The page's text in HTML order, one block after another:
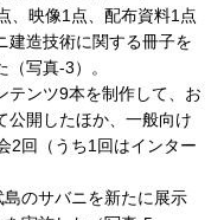
、映像1点、配布資料1点
建造技術に関する冊子を
写真-3）。
テンツ9本を制作して、お
公開したほか、一般向け
2回（うち1回はインター
のサバニを新たに展示